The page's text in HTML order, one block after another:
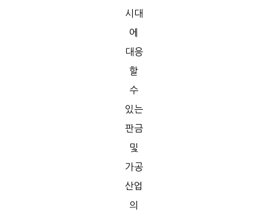
시대
에
대응
할
수
있는
판금
및
가공
산업
의